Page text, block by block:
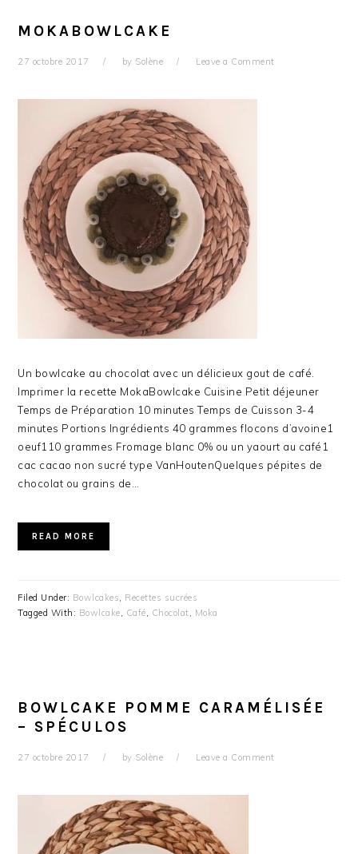
MOKABOWLCAKE
27 octobre 2017 by Solène Leave a Comment
Un bowlcake au chocolat avec un délicieux gout de café.
Imprimer la recette MokaBowlcake Cuisine Petit déjeuner
Temps de Préparation 10 minutes Temps de Cuisson 3-4
minutes Portions Ingrédients 40 grammes flocons d’avoine1
oeuf110 grammes Fromage blanc 0% ou un yaourt au café1
cac cacao non sucré type VanHoutenQuelques pépites de
chocolat ou grains de…
READ MORE
Filed Under: Bowlcakes, Recettes sucrées
Tagged With: Bowlcake, Café, Chocolat, Moka
BOWLCAKE POMME CARAMÉLISÉE
– SPÉCULOS
27 octobre 2017 by Solène Leave a Comment